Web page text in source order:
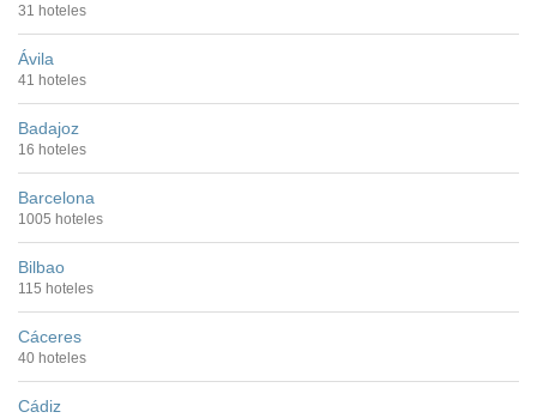
31 hoteles
Ávila
41 hoteles
Badajoz
16 hoteles
Barcelona
1005 hoteles
Bilbao
115 hoteles
Cáceres
40 hoteles
Cádiz